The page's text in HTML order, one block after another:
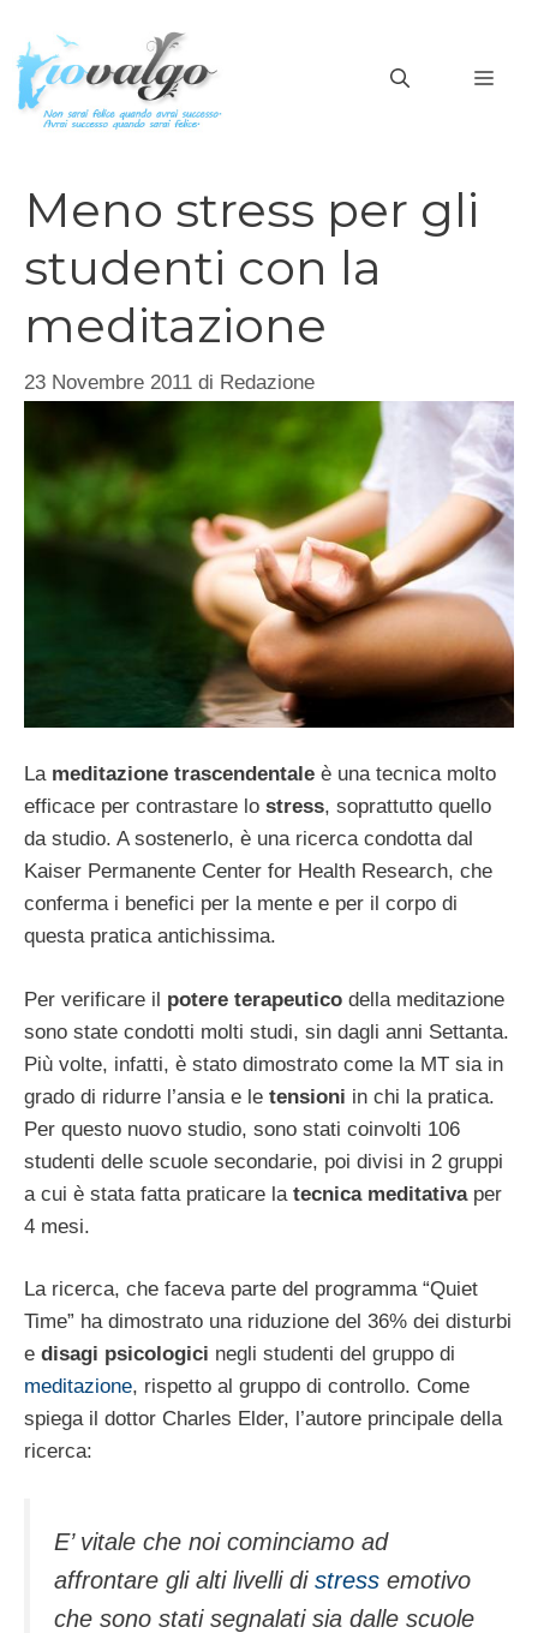
contenuto
Meno stress per gli
studenti con la
meditazione
23 Novembre 2011 di Redazione
Lameditazione trascendentale è una tecnica molto
efficace per contrastare lo stress, soprattutto quello
da studio. A sostenerlo, è una ricerca condotta dal
Kaiser Permanente Center for Health Research, che
conferma i benefici per la mente e per il corpo di
questa pratica antichissima.
Per verificare il potere terapeutico della meditazione
sono state condotti molti studi, sin dagli anni Settanta.
Più volte, infatti, è stato dimostrato come la MT sia in
grado di ridurre l’ansia e le tensioni in chi la pratica.
Per questo nuovo studio, sono stati coinvolti 106
studenti delle scuole secondarie, poi divisi in 2 gruppi
a cui è stata fatta praticare la tecnica meditativaper
4 mesi.
La ricerca, che faceva parte del programma “Quiet
Time” ha dimostrato una riduzione del 36% dei disturbi
e disagi psicologici negli studenti del gruppo di
meditazione, rispetto al gruppo di controllo. Come
spiega il dottor Charles Elder, l’autore principale della
ricerca:
E’ vitale che noi cominciamo ad
affrontare gli alti livelli di stress emotivo
che sono stati segnalati sia dalle scuole